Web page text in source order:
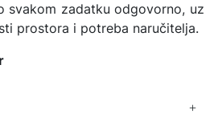
svakom zadatku odgovorno, uz
prostora i potreba naručitelja.